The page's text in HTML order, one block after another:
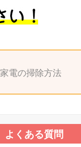
家電の掃除方法
よくある質問